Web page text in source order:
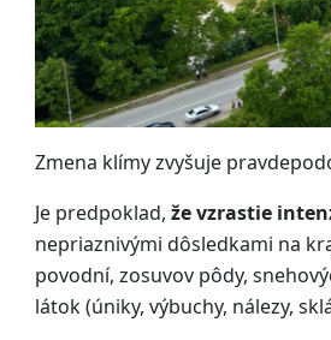
Zmena klímy zvyšuje
Je predpoklad, že vzrastie
nepriaznivými dôsledkami na
povodní, zosuvov pôdy,
látok (úniky, výbuchy, nálezy,